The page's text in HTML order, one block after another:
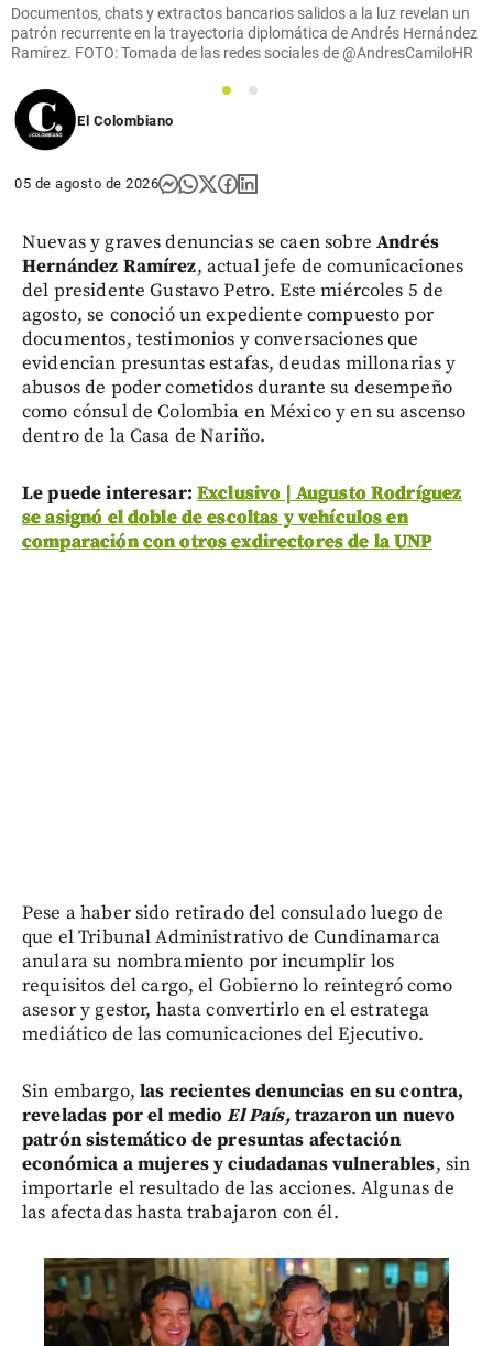
Documentos, chats y extractos bancarios salidos a la luz revelan un
patrón recurrente en la trayectoria diplomática de Andrés Hernández
Ramírez. FOTO: Tomada de las redes sociales de @AndresCamiloHR
1
2
El Colombiano
05 de agosto de 2026
Nuevas y graves denuncias se caen sobre Andrés
Hernández Ramírez, actual jefe de comunicaciones
del presidente Gustavo Petro. Este miércoles 5 de
agosto, se conoció un expediente compuesto por
documentos, testimonios y conversaciones que
evidencian presuntas estafas, deudas millonarias y
abusos de poder cometidos durante su desempeño
como cónsul de Colombia en México y en su ascenso
dentro de la Casa de Nariño.
Le puede interesar: Exclusivo | Augusto Rodríguez
se asignó el doble de escoltas y vehículos en
comparación con otros exdirectores de la UNP
Pese a haber sido retirado del consulado luego de
que el Tribunal Administrativo de Cundinamarca
anulara su nombramiento por incumplir los
requisitos del cargo, el Gobierno lo reintegró como
asesor y gestor, hasta convertirlo en el estratega
mediático de las comunicaciones del Ejecutivo.
Sin embargo, las recientes denuncias en su contra,
reveladas por el medioEl País,trazaron un nuevo
patrón sistemático de presuntas afectación
económica a mujeres y ciudadanas vulnerables, sin
importarle el resultado de las acciones. Algunas de
las afectadas hasta trabajaron con él.